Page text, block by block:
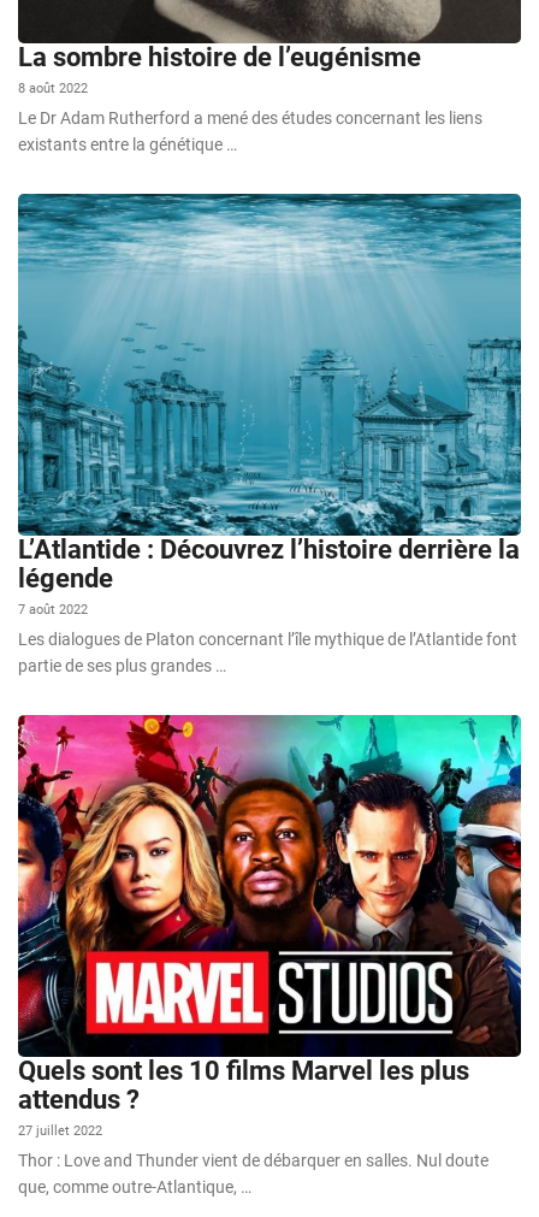
La sombre histoire de l’eugénisme
8 août 2022
Le Dr Adam Rutherford a mené des études concernant les liens
existants entre la génétique …
L’Atlantide : Découvrez l’histoire derrière la
légende
7 août 2022
Les dialogues de Platon concernant l’île mythique de l’Atlantide font
partie de ses plus grandes …
Quels sont les 10 films Marvel les plus
attendus ?
27 juillet 2022
Thor : Love and Thunder vient de débarquer en salles. Nul doute
que, comme outre-Atlantique, …